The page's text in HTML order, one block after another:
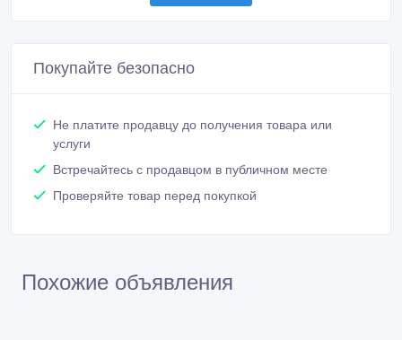
Покупайте безопасно
Не платите продавцу до получения товара или
услуги
Встречайтесь с продавцом в публичном месте
Проверяйте товар перед покупкой
Похожие объявления